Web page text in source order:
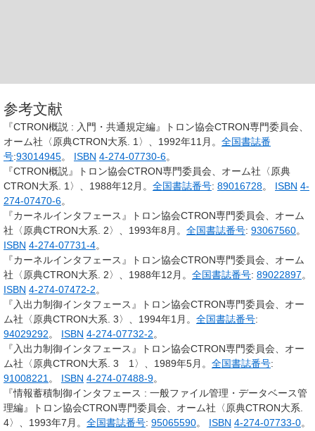
参考文献
『CTRON概説 : 入門・共通規定編』トロン協会CTRON専門委員会、
オーム社〈原典CTRON大系. 1〉、1992年11月。 全国書誌番
号:93014945。 ISBN 4-274-07730-6。
『CTRON概説』トロン協会CTRON専門委員会、オーム社〈原典
CTRON大系. 1〉、1988年12月。 全国書誌番号: 89016728。 ISBN 4-
274-07470-6。
『カーネルインタフェース』トロン協会CTRON専門委員会、オーム
社〈原典CTRON大系. 2〉、1993年8月。 全国書誌番号: 93067560。
ISBN 4-274-07731-4。
『カーネルインタフェース』トロン協会CTRON専門委員会、オーム
社〈原典CTRON大系. 2〉、1988年12月。 全国書誌番号: 89022897。
ISBN 4-274-07472-2。
『入出力制御インタフェース』トロン協会CTRON専門委員会、オー
ム社〈原典CTRON大系. 3〉、1994年1月。 全国書誌番号:
94029292。 ISBN 4-274-07732-2。
『入出力制御インタフェース』トロン協会CTRON専門委員会、オー
ム社〈原典CTRON大系. 3 1〉、1989年5月。 全国書誌番号:
91008221 。 ISBN 4-274-07488-9。
『情報蓄積制御インタフェース : 一般ファイル管理・データベース管
理編』トロン協会CTRON専門委員会、オーム社〈原典CTRON大系.
4〉、1993年7月。 全国書誌番号: 95065590。 ISBN 4-274-07733-0。